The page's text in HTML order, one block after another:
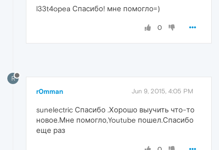
l33t4opea Спасибо! мне помогло=)
0
R
r0mman Jun 9, 2015, 4:05 PM
sunelectric Спасибо .Хорошо выучить что-то
новое.Мне помогло,Youtube пошел.Спасибо
еще раз